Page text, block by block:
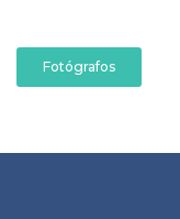
Fotógrafos